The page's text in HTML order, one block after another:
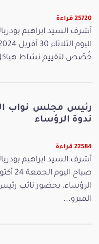
25720 قراءة
أشرف السيد ابراهيم
خُصّص لتقييم نشاط
رئيس مجلس نواب
ندوة الرؤساء
22584 قراءة
أشرف السيد ابراهيم
الرؤساء، بحضور نائب
المبرو...